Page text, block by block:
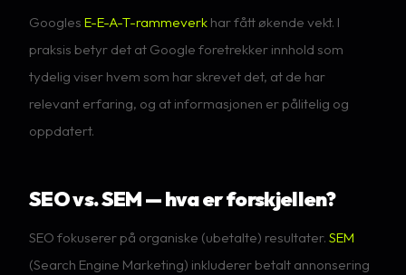
Googles E-E-A-T-rammeverk har fått økende vekt. I
praksis betyr det at Google foretrekker innhold som
tydelig viser hvem som har skrevet det, at de har
relevant erfaring, og at informasjonen er pålitelig og
oppdatert.
SEO vs. SEM — hva er forskjellen?
SEO fokuserer på organiske (ubetalte) resultater. SEM
(Search Engine Marketing) inkluderer betalt annonsering